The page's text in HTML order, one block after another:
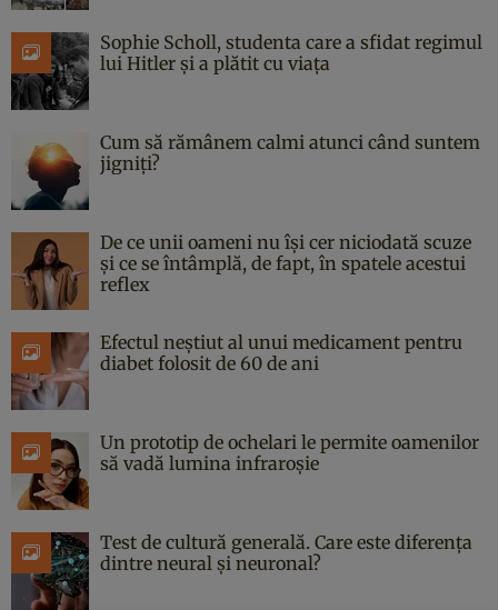
Sophie Scholl, studenta care a sfidat regimul
lui Hitler și a plătit cu viața
Cum să rămânem calmi atunci când suntem
jigniți?
De ce unii oameni nu își cer niciodată scuze
și ce se întâmplă, de fapt, în spatele acestui
reflex
Efectul neștiut al unui medicament pentru
diabet folosit de 60 de ani
Un prototip de ochelari le permite oamenilor
să vadă lumina infraroșie
Test de cultură generală. Care este diferența
dintre neural și neuronal?